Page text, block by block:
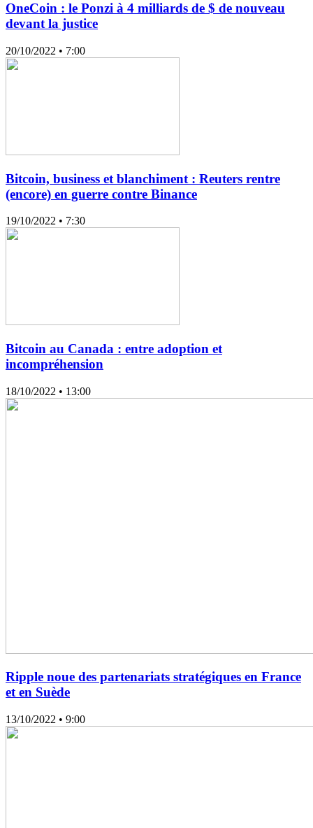
OneCoin : le Ponzi à 4 milliards de $ de nouveau
devant la justice
20/10/2022 • 7:00
Bitcoin, business et blanchiment : Reuters rentre
(encore) en guerre contre Binance
19/10/2022 • 7:30
Bitcoin au Canada : entre adoption et
incompréhension
18/10/2022 • 13:00
Ripple noue des partenariats stratégiques en France
et en Suède
13/10/2022 • 9:00